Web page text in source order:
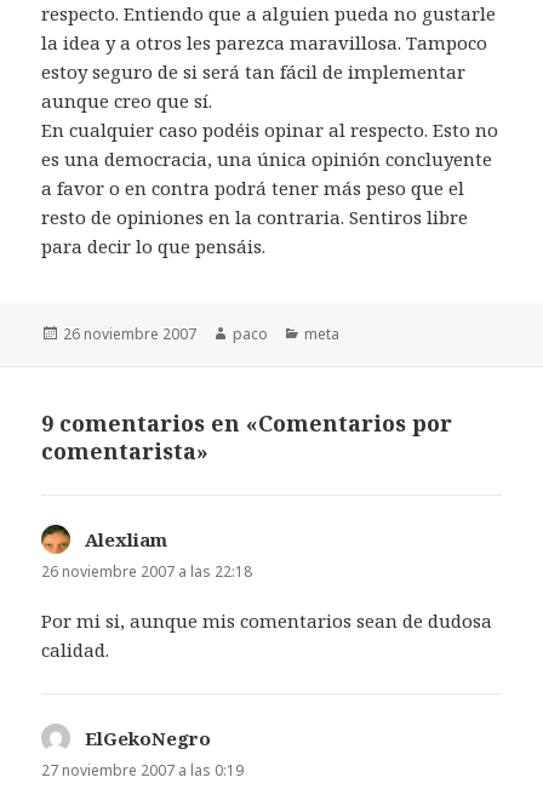
respecto. Entiendo que a alguien pueda no gustarle
la idea y a otros les parezca maravillosa. Tampoco
estoy seguro de si será tan fácil de implementar
aunque creo que sí.
En cualquier caso podéis opinar al respecto. Esto no
es una democracia, una única opinión concluyente
a favor o en contra podrá tener más peso que el
resto de opiniones en la contraria. Sentiros libre
para decir lo que pensáis.
Publicado
26 noviembre 2007 Autor
paco Categorías
meta
9 comentarios en «Comentarios por
comentarista»
Alexliam
26 noviembre 2007 a las 22:18
Por mi si, aunque mis comentarios sean de dudosa
calidad.
ElGekoNegro
27 noviembre 2007 a las 0:19